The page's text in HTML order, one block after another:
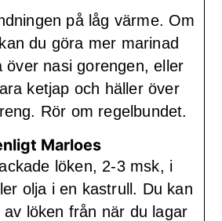
på låg värme. Om
du göra mer marinad
över nasi gorengen, eller
ketjap och häller över
Rör om regelbundet.
Marloes
löken, 2-3 msk, i
olja i en kastrull. Du kan
löken från när du lagar